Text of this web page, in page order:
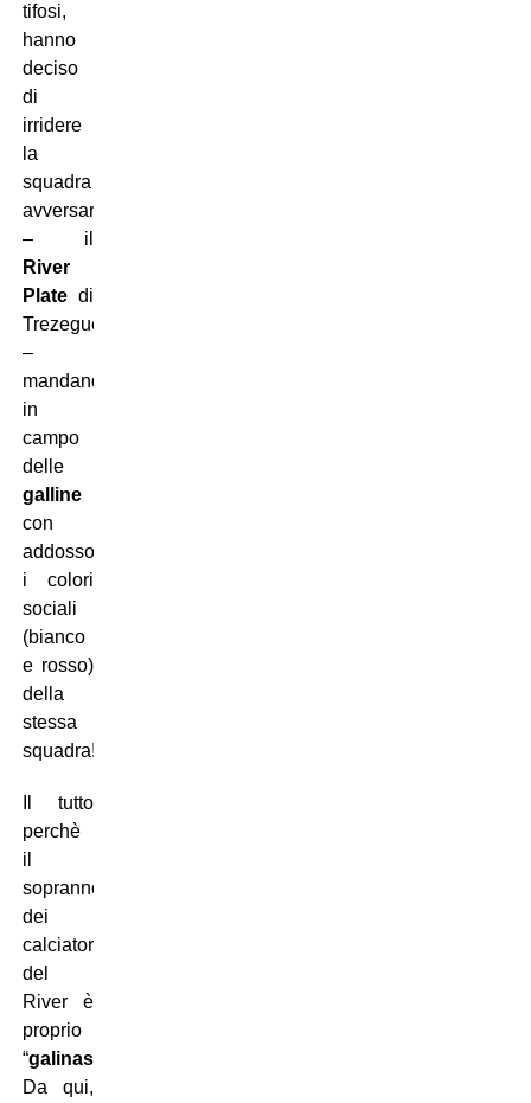
tifosi,
hanno
deciso
di
irridere
la
squadra
avversaria
– il
River
Platedi
Trezeguet
–
mandando
in
campo
delle
galline
con
addosso
i colori
sociali
(bianco
e rosso)
della
stessa
squadra!
Il tutto
perchè
il
soprannome
dei
calciatori
del
River è
proprio
“galinas“.
Da qui,